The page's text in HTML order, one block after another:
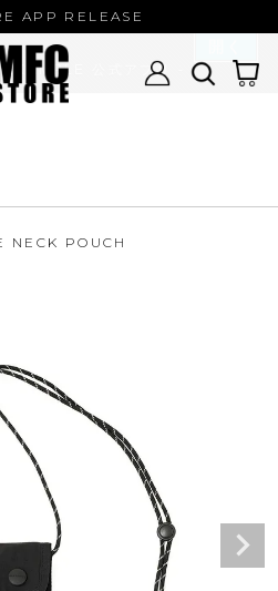
APP RELEASE
NECK POUCH
EXAMPLE 公式アプリ -